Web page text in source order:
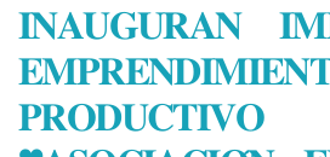
𝐈𝐍𝐀𝐔𝐆𝐔𝐑𝐀𝐍
𝐏𝐑𝐎𝐃𝐔𝐂𝐓𝐈𝐕𝐎